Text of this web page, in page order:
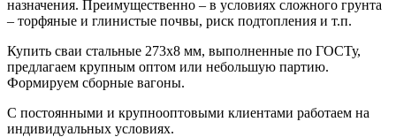
назначения. Преимущественно – в условиях сложного грунта
– торфяные и глинистые почвы, риск подтопления и т.п.
Купить сваи стальные 273х8 мм, выполненные по ГОСТу,
предлагаем крупным оптом или небольшую партию.
Формируем сборные вагоны.
С постоянными и крупнооптовыми клиентами работаем на
индивидуальных условиях.